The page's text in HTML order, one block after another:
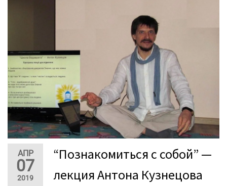
АПР
07
2019
“Познакомиться с собой” —
лекция Антона Кузнецова